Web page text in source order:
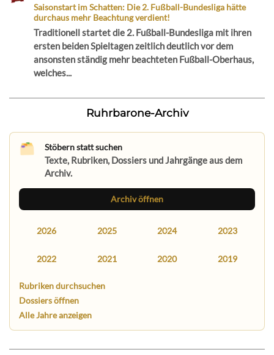
Saisonstart im Schatten: Die 2. Fußball-Bundesliga hätte
durchaus mehr Beachtung verdient!
Traditionell startet die 2. Fußball-Bundesliga mit ihren
ersten beiden Spieltagen zeitlich deutlich vor dem
ansonsten ständig mehr beachteten Fußball-Oberhaus,
welches...
Ruhrbarone-Archiv
Stöbern statt suchen
Texte, Rubriken, Dossiers und Jahrgänge aus dem
Archiv.
Archiv öffnen
2026 2025 2024 2023
2022 2021 2020 2019
Rubriken durchsuchen
Dossiers öffnen
Alle Jahre anzeigen